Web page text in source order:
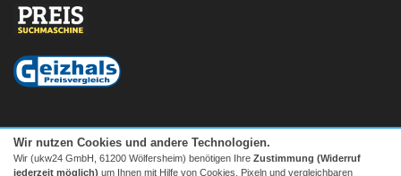
Wir nutzen Cookies und andere Technologien.
Wir (ukw24 GmbH, 61200 Wölfersheim) benötigen Ihre Zustimmung (Widerruf
jederzeit möglich) um Ihnen mit Hilfe von Cookies, Pixeln und vergleichbaren